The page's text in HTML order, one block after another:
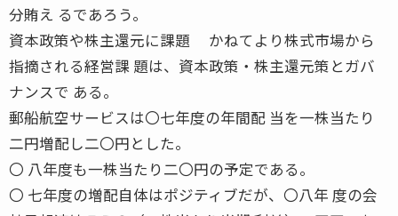
分賄え るであろう。
資本政策や株主還元に課題 かねてより株式市場から
指摘される経営課 題は、資本政策・株主還元策とガバ
ナンスで ある。
郵船航空サービスは〇七年度の年間配 当を一株当たり
二円増配し二〇円とした。
〇 八年度も一株当たり二〇円の予定である。
〇 七年度の増配自体はポジティブだが、〇八年 度の会